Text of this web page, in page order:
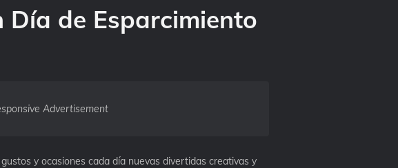
Día de Esparcimiento
Advertisement
y ocasiones cada día nuevas divertidas creativas y